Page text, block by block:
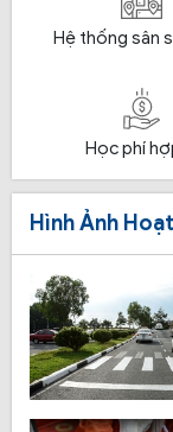
Hệ thống sân
Học phí
Hình Ảnh